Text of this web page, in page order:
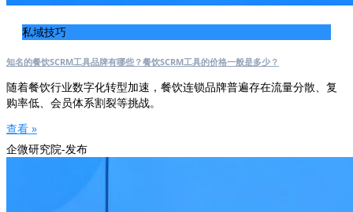
私域技巧
知名的餐饮SCRM工具品牌有哪些？餐饮SCRM工具的价格一般是多少？
随着餐饮行业数字化转型加速，餐饮连锁品牌普遍存在流量分散、复
购率低、会员体系割裂等挑战。
查看 »
企微研究院-发布